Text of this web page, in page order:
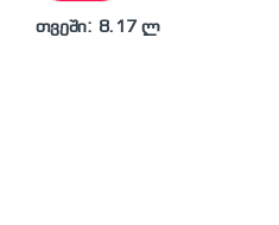
თვეში: 8.17 ლ